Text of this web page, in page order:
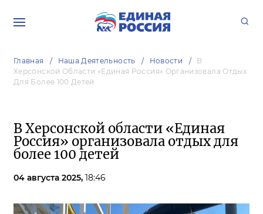
Главная Наша Деятельность Новости
В
Херсонской Области «Единая Россия» Организовала Отдых
Для Более 100 Детей
В Херсонской области «Единая
Россия» организовала отдых для
более 100 детей
04 августа 2025, 18:46